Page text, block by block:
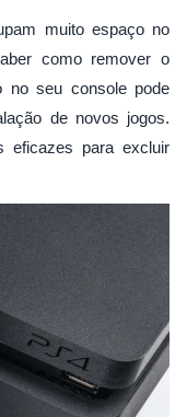
muito espaço no
como remover o
no seu console pode
de novos jogos.
eficazes para excluir